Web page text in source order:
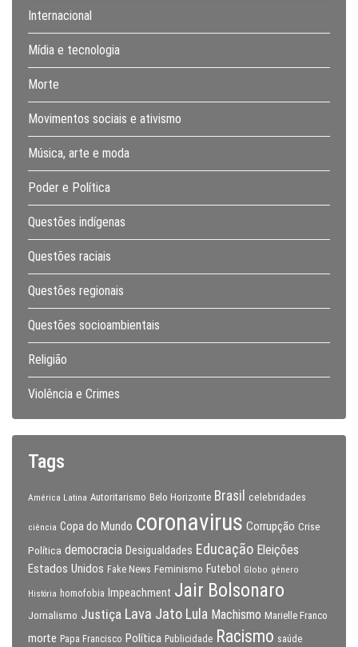
Internacional
Mídia e tecnologia
Morte
Movimentos sociais e ativismo
Música, arte e moda
Poder e Política
Questões indígenas
Questões raciais
Questões regionais
Questões socioambientais
Religião
Violência e Crimes
Tags
América Latina Autoritarismo Belo Horizonte Brasil celebridades
ciência Copa do Mundo coronavirus Corrupção Crise
Política democracia Desigualdades Educação Eleições
Estados Unidos Fake News Feminismo Futebol Globo gênero
História homofobia Impeachment Jair Bolsonaro
Jornalismo Justiça Lava Jato Lula Machismo Marielle Franco
morte Papa Francisco Política Publicidade Racismo saúde